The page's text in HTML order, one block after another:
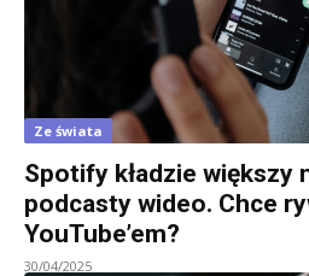
Ze świata
Spotify kładzie większy
podcasty wideo. Chce
YouTube’em?
30/04/2025